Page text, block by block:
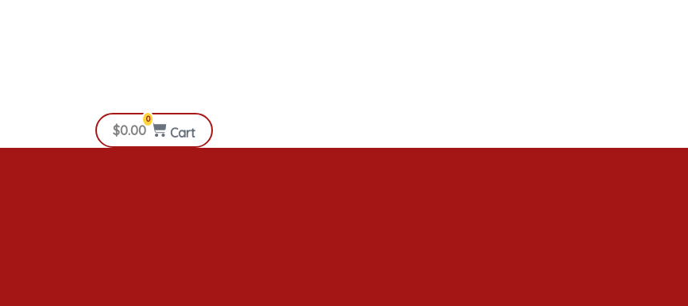
$0.00
0
Cart